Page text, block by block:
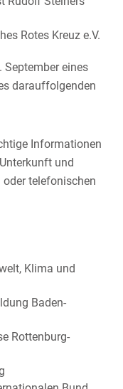
Rotes Kreuz e.V.
September eines
darauffolgenden
Informationen
und
telefonischen
Klima und
Baden-
Rottenburg-